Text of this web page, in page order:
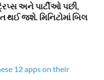
અને પાર્ટીઓ પછી,
જશે. મિનિટોમાં બિલ